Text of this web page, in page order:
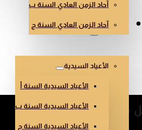
آحاد الزمن العادي السنة ب
آحاد الزمن العادي السنة جأعياد أخرى
الأعياد السيدية
الأعياد السيدية السنة أ
الأعياد السيدية السنة ب
الأعياد السيدية السنة ج